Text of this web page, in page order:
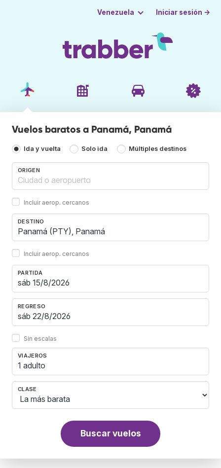
Venezuela Iniciar sesión →
Vuelos baratos a Panamá, Panamá
Ida y vuelta Solo ida Múltiples destinos
ORIGEN
Incluir aerop. cercanos
DESTINO
Incluir aerop. cercanos
PARTIDA
REGRESO
Sin escalas
VIAJEROS
1 adulto
CLASE
Buscar vuelos